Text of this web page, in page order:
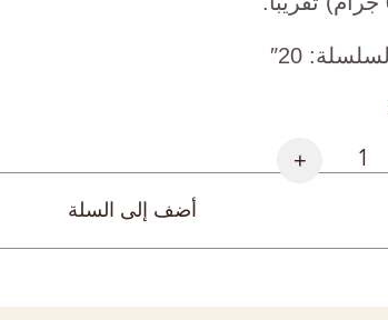
20″
+
أضف إلى السلة